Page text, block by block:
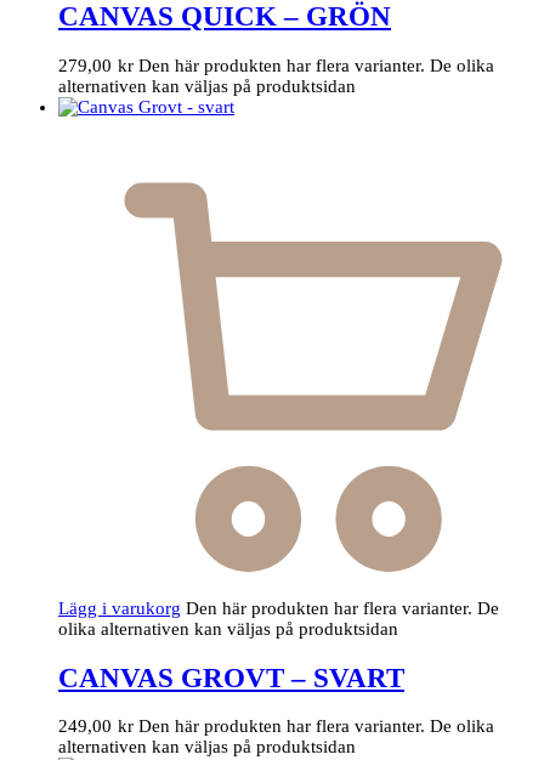
CANVAS QUICK – GRÖN
279,00 kr Den här produkten har flera varianter. De olika
alternativen kan väljas på produktsidan
Lägg i varukorg Den här produkten har flera varianter. De
olika alternativen kan väljas på produktsidan
CANVAS GROVT – SVART
249,00 kr Den här produkten har flera varianter. De olika
alternativen kan väljas på produktsidan